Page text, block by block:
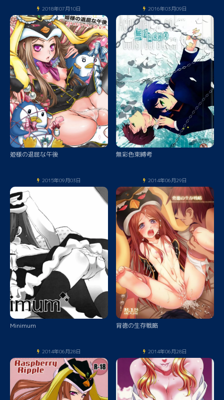
2018年07月10日
姫様の退屈な午後
2016年03月09日
無彩色束縛考
2015年09月03日
Minimum
2014年06月29日
背徳の生存戦略
2014年06月28日 2014年06月28日